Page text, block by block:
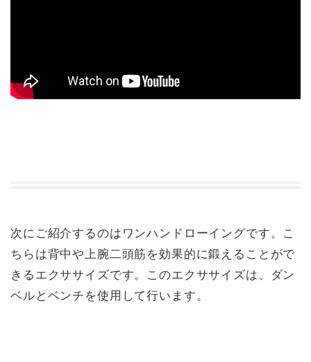
次にご紹介するのはワンハンドローイングです。こ
ちらは背中や上腕二頭筋を効果的に鍛えることがで
きるエクササイズです。このエクササイズは、ダン
ベルとベンチを使用して行います。